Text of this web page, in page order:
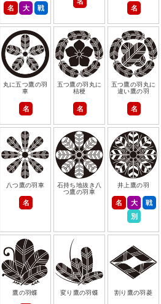
名 大 戦 名
丸に五つ鷹の羽
車
名
五つ鷹の羽丸に
桔梗
名
五つ鷹の羽丸に
違い鷹の羽
名
八つ鷹の羽車
名
石持ち地抜き八
つ鷹の羽車
井上鷹の羽
名 大
戦
別
鷹の羽蝶 変り鷹の羽蝶 割り鷹の羽菱